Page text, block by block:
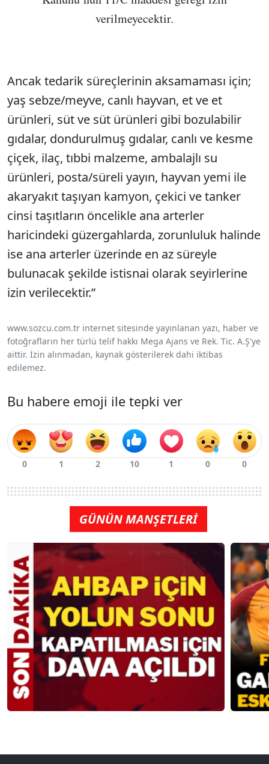
verilmeyecektir.
Ancak tedarik süreçlerinin aksamaması için;
yaş sebze/meyve, canlı hayvan, et ve et
ürünleri, süt ve süt ürünleri gibi bozulabilir
gıdalar, dondurulmuş gıdalar, canlı ve kesme
çiçek, ilaç, tıbbi malzeme, ambalajlı su
ürünleri, posta/süreli yayın, hayvan yemi ile
akaryakıt taşıyan kamyon, çekici ve tanker
cinsi taşıtların öncelikle ana arterler
haricindeki güzergahlarda, zorunluluk halinde
ise ana arterler üzerinde en az süreyle
bulunacak şekilde istisnai olarak seyirlerine
izin verilecektir.”
www.sozcu.com.tr internet sitesinde yayınlanan yazı, haber ve
fotoğrafların her türlü telif hakkı Mega Ajans ve Rek. Tic. A.Ş'ye
aittir. İzin alınmadan, kaynak gösterilerek dahi iktibas
edilemez.
Bu habere emoji ile tepki ver
GÜNÜN MANŞETLERİ